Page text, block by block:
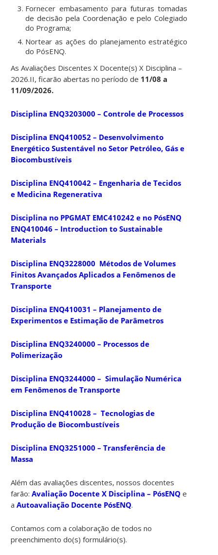
Fornecer embasamento para futuras tomadas
de decisão pela Coordenação e pelo Colegiado
do Programa;
Nortear as ações do planejamento estratégico
do PósENQ.
As Avaliações Discentes X Docente(s) X Disciplina –
2026.II, ficarão abertas no período de 11/08 a
11/09/2026.
Disciplina ENQ3203000 – Controle de Processos
Disciplina ENQ410052 – Desenvolvimento
Energético Sustentável no Setor Petróleo, Gás e
Biocombustíveis
Disciplina ENQ410042 – Engenharia de Tecidos
e Medicina Regenerativa
Disciplina no PPGMAT EMC410242 e no PósENQ
ENQ410046 – Introduction to Sustainable
Materials
Disciplina ENQ3228000 Métodos de Volumes
Finitos Avançados Aplicados a Fenômenos de
Transporte
Disciplina ENQ410031 – Planejamento de
Experimentos e Estimação de Parâmetros
Disciplina ENQ3240000 – Processos de
Polimerização
Disciplina ENQ3244000 – Simulação Numérica
em Fenômenos de Transporte
Disciplina ENQ410028 – Tecnologias de
Produção de Biocombustíveis
Disciplina ENQ3251000 – Transferência de
Massa
Além das avaliações discentes, nossos docentes
farão:Avaliação Docente X Disciplina – PósENQ e
aAutoavaliação Docente PósENQ.
Contamos com a colaboração de todos no
preenchimento do(s) formulário(s).